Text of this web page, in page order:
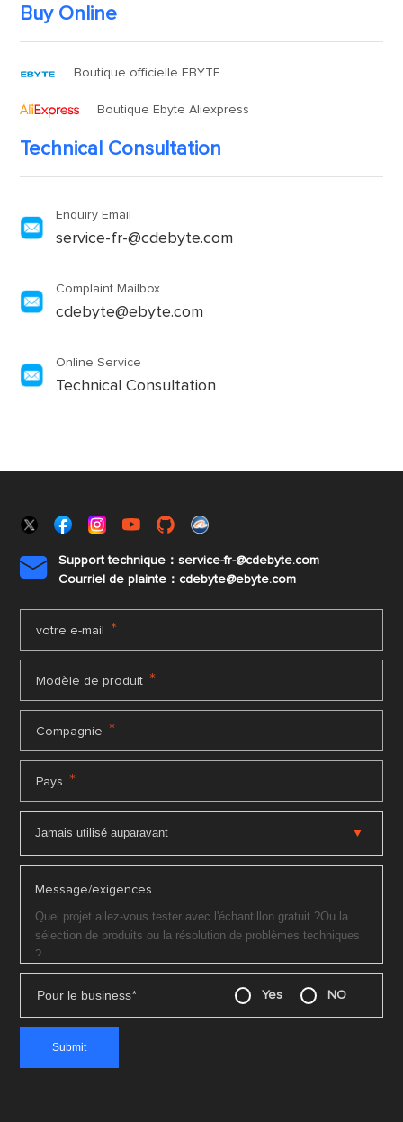
Buy Online
Boutique officielle EBYTE
Boutique Ebyte Aliexpress
Technical Consultation
Enquiry Email
service-fr-@cdebyte.com
Complaint Mailbox
cdebyte@ebyte.com
Online Service
Technical Consultation

Support technique：service-fr-@cdebyte.com
Courriel de plainte：cdebyte@ebyte.com
votre e-mail *
Modèle de produit *
Compagnie *
Pays *
Message/exigences
Pour le business* Yes NO